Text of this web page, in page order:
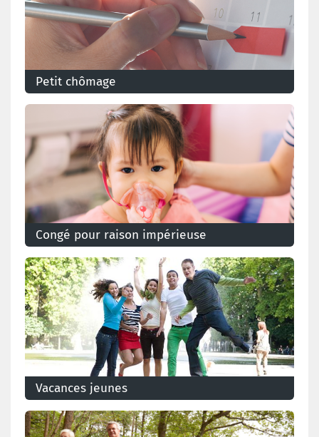
Petit chômage
Congé pour raison impérieuse
Votre enfant est aux urgences? Il y a des dégâts dans
votre maison? Vous pouvez alors bénéficier d'un
congé pour raison impérieuse.
Vacances jeunes
Vous terminez vos études? Savez-vous que vous
pouvez bénéficier de vacances jeunes?